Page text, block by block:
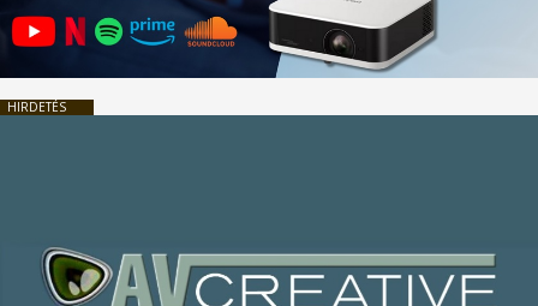
HIRDETÉS